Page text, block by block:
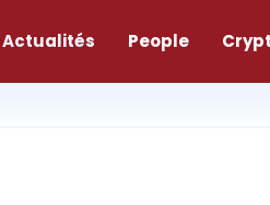
Actualités People